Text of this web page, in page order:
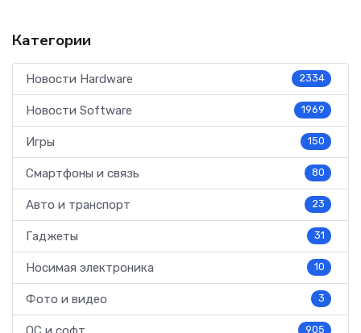
Категории
Новости Hardware 2334
Новости Software 1969
Игры 150
Смартфоны и связь 80
Авто и транспорт 23
Гаджеты 31
Носимая электроника 10
Фото и видео 3
905